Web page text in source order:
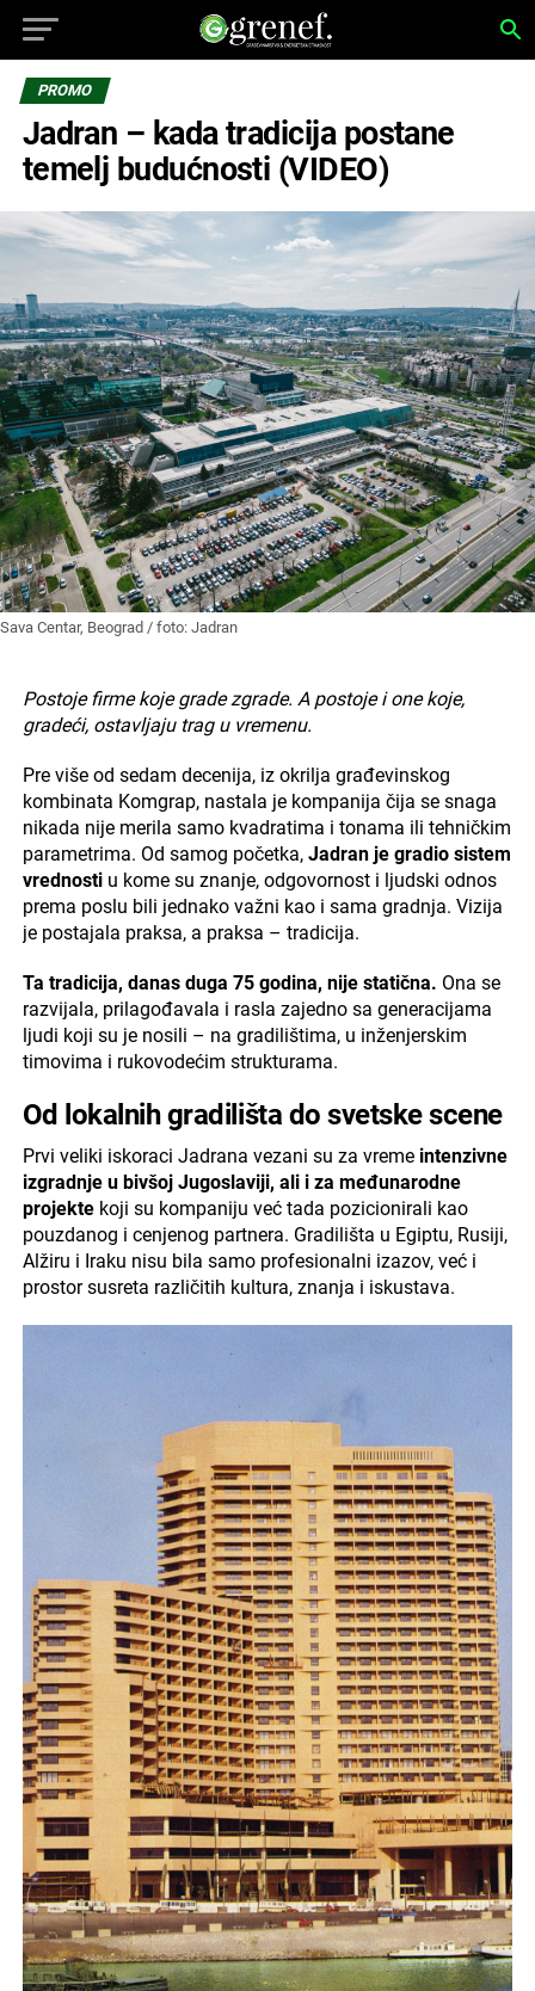
PROMO
Jadran – kada tradicija postane
temelj budućnosti (VIDEO)
Sava Centar, Beograd / foto: Jadran
Postoje firme koje grade zgrade. A postoje i one koje,
gradeći, ostavljaju trag u vremenu.
Pre više od sedam decenija, iz okrilja građevinskog
kombinata Komgrap, nastala je kompanija čija se snaga
nikada nije merila samo kvadratima i tonama ili tehničkim
parametrima. Od samog početka, Jadran je gradio sistem
vrednosti u kome su znanje, odgovornost i ljudski odnos
prema poslu bili jednako važni kao i sama gradnja. Vizija
je postajala praksa, a praksa – tradicija.
Ta tradicija, danas duga 75 godina, nije statična. Ona se
razvijala, prilagođavala i rasla zajedno sa generacijama
ljudi koji su je nosili – na gradilištima, u inženjerskim
timovima i rukovodećim strukturama.
Od lokalnih gradilišta do svetske scene
Prvi veliki iskoraci Jadrana vezani su za vreme intenzivne
izgradnje u bivšoj Jugoslaviji, ali i za međunarodne
projektekoji su kompaniju već tada pozicionirali kao
pouzdanog i cenjenog partnera. Gradilišta u Egiptu, Rusiji,
Alžiru i Iraku nisu bila samo profesionalni izazov, već i
prostor susreta različitih kultura, znanja i iskustava.